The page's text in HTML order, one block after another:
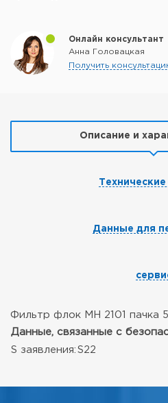
Онлайн консультант
Анна Головацкая
Получить
Описание и
Данные для
Фильтр флок МН 2101 пачка
Данные, связанные с
S заявления: S22